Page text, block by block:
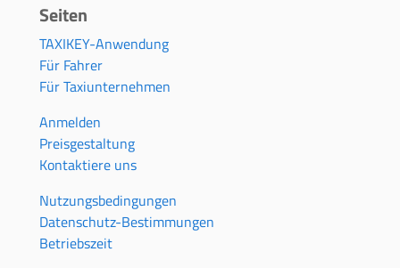
Seiten
TAXIKEY-Anwendung
Für Fahrer
Für Taxiunternehmen
Anmelden
Preisgestaltung
Kontaktiere uns
Nutzungsbedingungen
Datenschutz-Bestimmungen
Betriebszeit